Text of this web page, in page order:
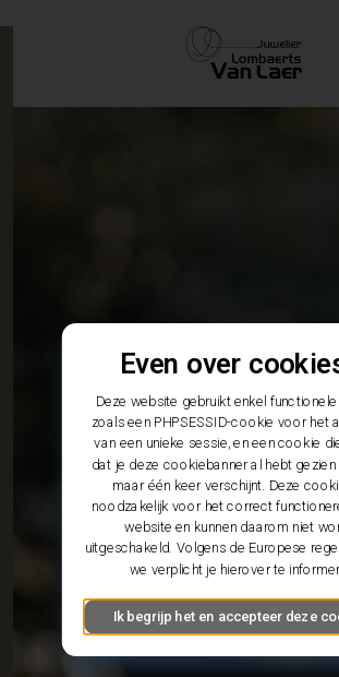
Even over
Deze website gebruikt enkel
zoals een PHPSESSID-cookie voor het
van een unieke sessie, en een cookie
dat je deze cookiebanner al hebt
maar één keer verschijnt. Deze
noodzakelijk voor het correct
website en kunnen daarom niet
uitgeschakeld. Volgens de Europese
we verplicht je hierover te
Ik begrijp het en accepteer deze